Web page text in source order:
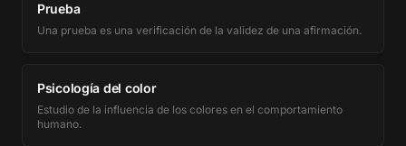
Prueba
Una prueba es una verificación de la validez de una afirmación.
Psicología del color
Estudio de la influencia de los colores en el comportamiento
humano.